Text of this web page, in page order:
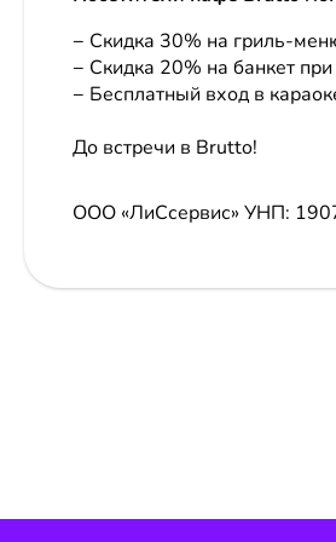
− Скидка 30% на гриль-
− Скидка 20% на банкет
− Бесплатный вход в
До встречи в Brutto!
ООО «ЛиСсервис» УНП: